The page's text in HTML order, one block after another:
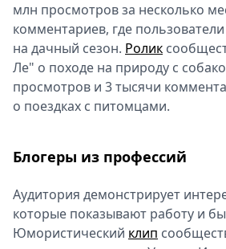
млн просмотров за несколько
комментариев, где
на дачный сезон. Ролик
Ле" о походе на природу с
просмотров и 3 тысячи
о поездках с питомцами.
Блогеры из профессий
Аудитория демонстрирует
которые показывают работу и
Юмористический клип